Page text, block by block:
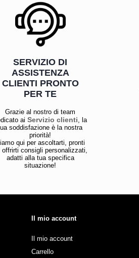
SERVIZIO DI
ASSISTENZA
CLIENTI PRONTO
PER TE
Grazie al nostro di team
aiServizio clienti , la
soddisfazione è la nostra
priorità!
qui per ascoltarti, pronti
offrirti consigli personalizzati,
adatti alla tua specifica
situazione!
Il mio account
Il mio account
Carrello